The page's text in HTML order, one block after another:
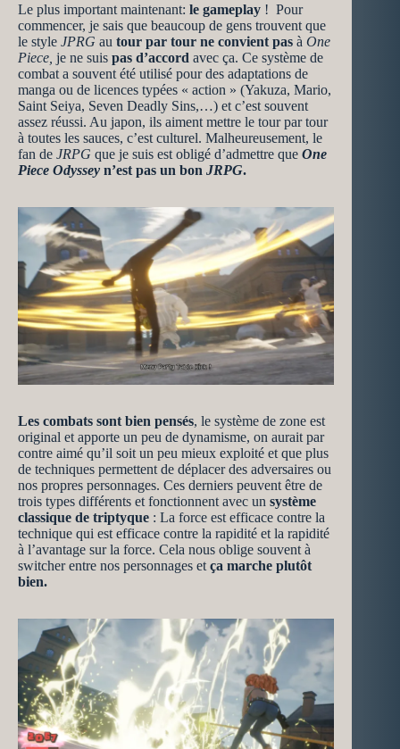
Le plus important maintenant: le gameplay ! Pour
commencer, je sais que beaucoup de gens trouvent que
le style JPRG au tour par tour ne convient pas à One
Piece, je ne suis pas d’accord avec ça. Ce système de
combat a souvent été utilisé pour des adaptations de
manga ou de licences typées « action » (Yakuza, Mario,
Saint Seiya, Seven Deadly Sins,…) et c’est souvent
assez réussi. Au japon, ils aiment mettre le tour par tour
à toutes les sauces, c’est culturel. Malheureusement, le
fan de JRPG que je suis est obligé d’admettre que One
Piece Odyssey n’est pas un bon JRPG.
Les combats sont bien pensés, le système de zone est
original et apporte un peu de dynamisme, on aurait par
contre aimé qu’il soit un peu mieux exploité et que plus
de techniques permettent de déplacer des adversaires ou
nos propres personnages. Ces derniers peuvent être de
trois types différents et fonctionnent avec un système
classique de triptyque : La force est efficace contre la
technique qui est efficace contre la rapidité et la rapidité
à l’avantage sur la force. Cela nous oblige souvent à
switcher entre nos personnages et ça marche plutôt
bien.